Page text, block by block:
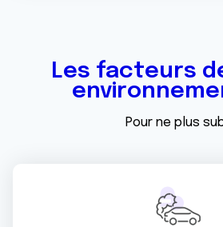
Les facteurs
Pour ne plus